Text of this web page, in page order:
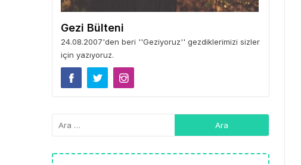
Gezi Bülteni
24.08.2007'den beri ''Geziyoruz'' gezdiklerimizi sizler
için yazıyoruz.